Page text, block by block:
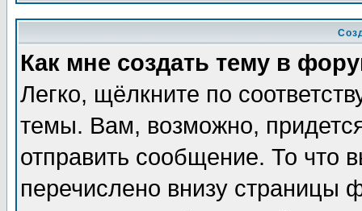
Как мне создать тему в
Легко, щёлкните по
темы. Вам, возможно,
отправить сообщение. То что
перечислено внизу страницы